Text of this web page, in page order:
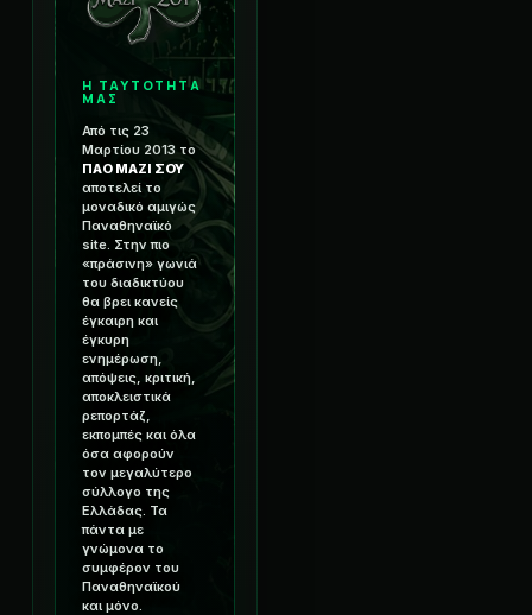
Η ΤΑΥΤΟΤΗΤΑ
ΜΑΣ
Από τις 23
Μαρτίου 2013 το
ΠΑΟ ΜΑΖΙ ΣΟΥ
αποτελεί το
μοναδικό αμιγώς
Παναθηναϊκό
site. Στην πιο
«πράσινη» γωνιά
του διαδικτύου
θα βρει κανείς
έγκαιρη και
έγκυρη
ενημέρωση,
απόψεις, κριτική,
αποκλειστικά
ρεπορτάζ,
εκπομπές και όλα
όσα αφορούν
τον μεγαλύτερο
σύλλογο της
Ελλάδας. Τα
πάντα με
γνώμονα το
συμφέρον του
Παναθηναϊκού
και μόνο.